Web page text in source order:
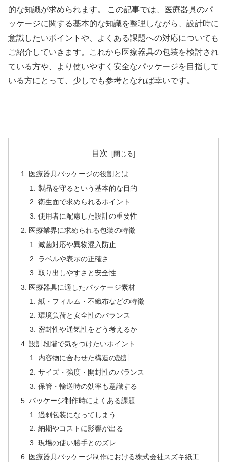
的な知識が求められます。 この記事では、医療器具のパ
ッケージに関する基本的な知識を整理しながら、設計時に
意識したいポイントや、よくある課題への対応についても
ご紹介していきます。これから医療器具の包装を検討され
ている方や、より使いやすく安全なパッケージを目指して
いる方にとって、少しでも参考となれば幸いです。
目次
医療器具パッケージの役割とは
製品を守るという基本的な目的
衛生面で求められるポイント
使用者に配慮した設計の重要性
医療業界に求められる包装の特徴
滅菌対応や異物混入防止
ラベルや表示の正確さ
取り出しやすさと安全性
医療器具に適したパッケージ素材
紙・フィルム・不織布などの特徴
環境負荷と安全性のバランス
密封性や通気性をどう考えるか
設計段階で気をつけたいポイント
内容物に合わせた構造の設計
サイズ・強度・開封性のバランス
保管・輸送時の効率も意識する
パッケージ制作時によくある課題
過剰包装になってしまう
納期やコストに影響が出る
現場の使い勝手とのズレ
医療器具パッケージ制作における株式会社スズキ紙工